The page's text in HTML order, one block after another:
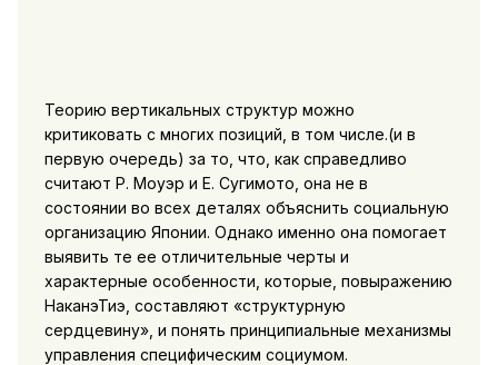
Теорию вертикальных структур можно
критиковать с многих позиций, в том числе.(и в
первую очередь) за то, что, как справедливо
считают Р. Моуэр и Е. Сугимото, она не в
состоянии во всех деталях объяснить социальную
организацию Японии. Однако именно она помогает
выявить те ее отличительные черты и
характерные особенности, которые, повыражению
НаканэТиэ, составляют «структурную
сердцевину», и понять принципиальные механизмы
управления специфическим социумом.